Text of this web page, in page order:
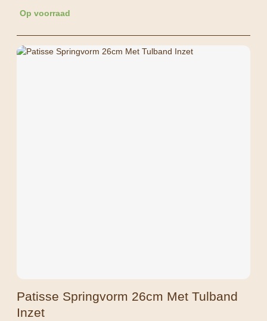
Op voorraad
Patisse Springvorm 26cm Met Tulband
Inzet